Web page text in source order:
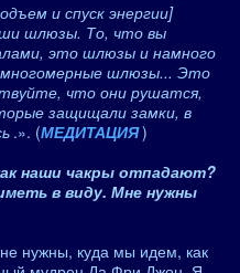
и спуск энергии]
шлюзы. То, что вы
это шлюзы и намного
шлюзы... Это
что они рушатся,
защищали замки, в
.». (МЕДИТАЦИЯ)
наши чакры отпадают?
в виду. Мне нужны
нужны, куда мы идем, как